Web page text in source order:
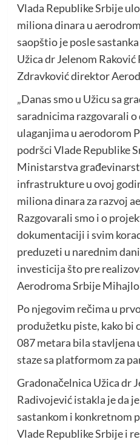
Vlada Republike Srbije
miliona dinara u
saopštio je posle
Užica dr Jelenom
Zdravković direktor
„Danas smo u Užicu sa
saradnicima razgovarali
ulaganjima u aerodorom
podršci Vlade Republike
Ministarstva
infrastrukture u ovoj
miliona dinara za razvoj
Razgovarali smo i o
dokumentaciji i svim
preduzeti u narednim
investicija što pre
Aerodroma Srbije
Po njegovim rečima u
produžetku piste, kako bi
087 metara bila stavljena
staze sa platformom za
Gradonačelnica Užica dr
Radivojević istakla je da
sastankom i konkretnom
Vlade Republike Srbije i